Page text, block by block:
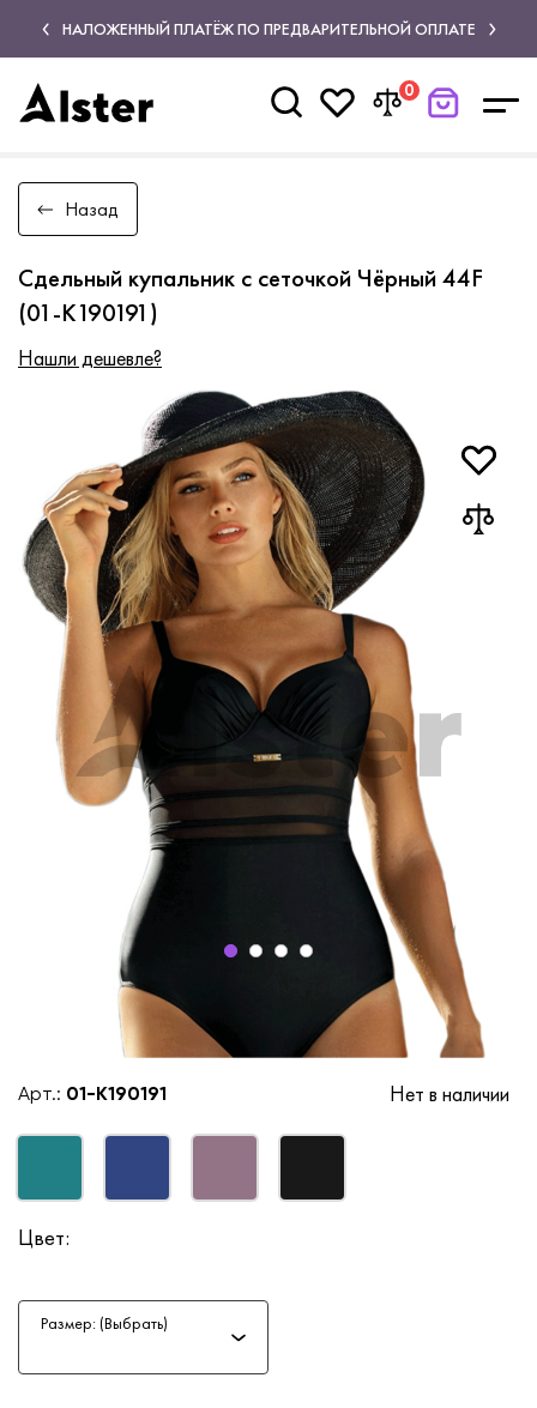
НАЛОЖЕННЫЙ ПЛАТЁЖ ПО ПРЕДВАРИТЕЛЬНОЙ ОПЛАТЕ
0
Назад
Сдельный купальник с сеточкой Чёрный 44F
(01-K190191)
Нашли дешевле?
Арт.: 01-K190191 Нет в наличии
Цвет:
Размер: (Выбрать)